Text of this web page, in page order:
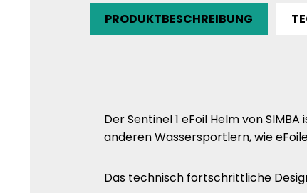
PRODUKTBESCHREIBUNG
Der Sentinel 1 eFoil Helm von SIMBA
anderen Wassersportlern, wie
Das technisch fortschrittliche